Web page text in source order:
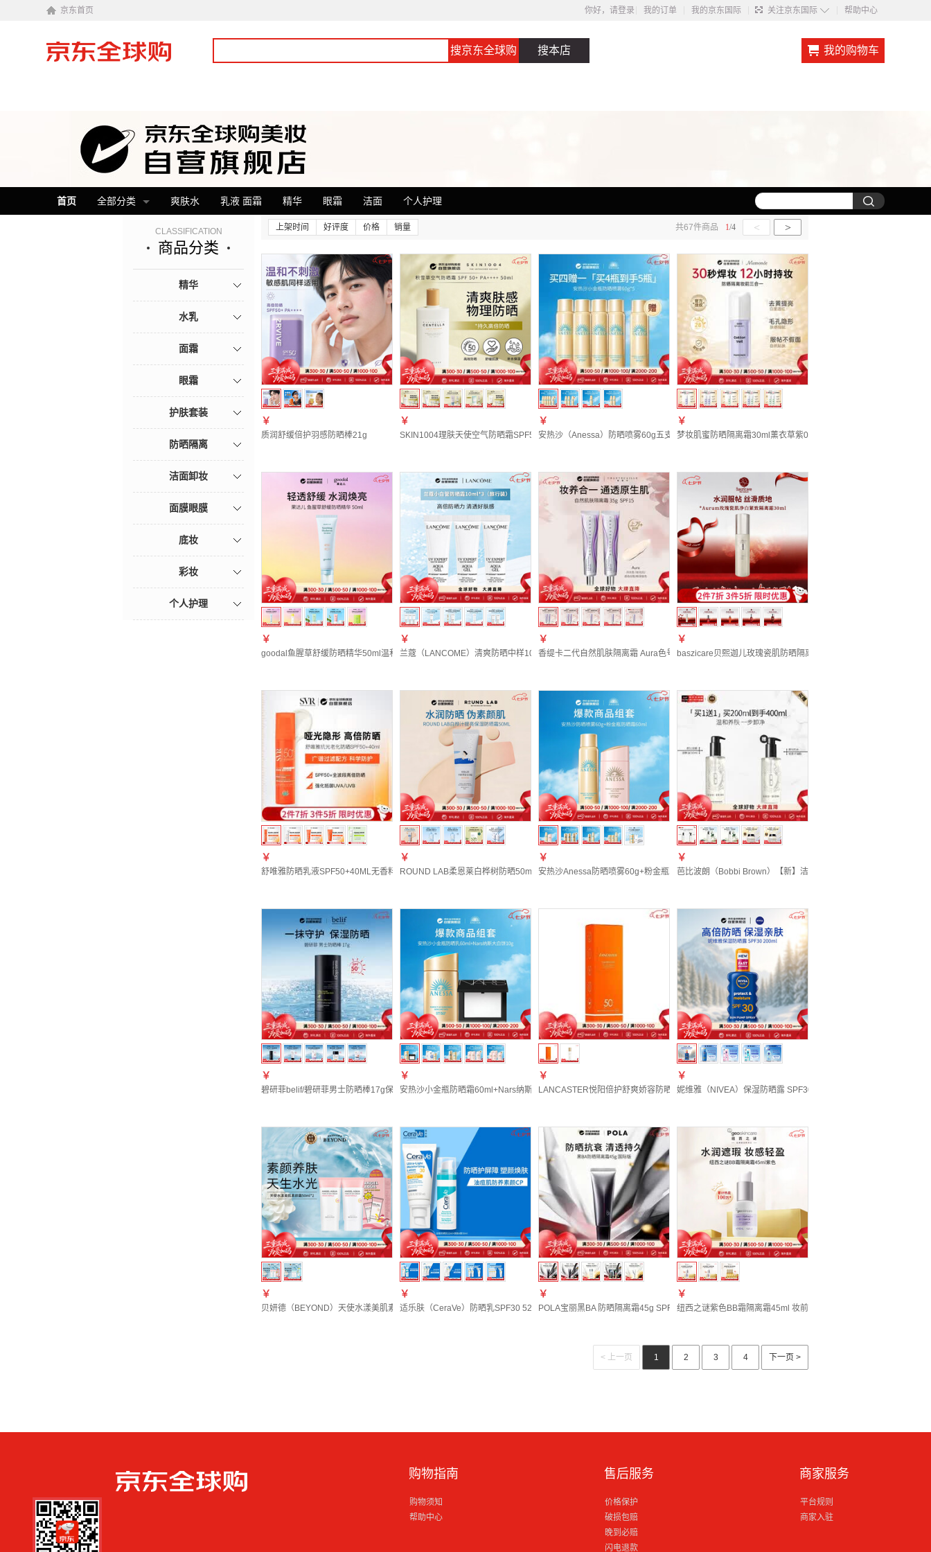
京东首页 你好，请登录 我的订单 我的京东国际 关注京东国际 ◇ 帮助中心
搜京东全球购 搜本店 我的购物车
首页 全部分类 爽肤水 乳液 面霜 精华 眼霜 洁面 个人护理
CLASSIFICATION
商品分类
精华
水乳
面霜
眼霜
护肤套装
防晒隔离
洁面卸妆
面膜眼膜
底妆
彩妆
个人护理
上架时间 好评度 价格 销量 1/4 < >
共67件商品
￥
质润舒缓倍护羽感防晒棒21g
￥
SKIN1004理肤天使空气防晒霜SPF50+50ml七夕礼物
￥
安热沙（Anessa）防晒喷雾60g五支装买4赠1
￥
梦妆肌蜜防晒隔离霜30ml薰衣草紫01号祛黄提亮七夕礼物
￥
goodal鱼腥草舒缓防晒精华50ml温和防护镇静肌肤七夕礼物
￥
兰蔻（LANCOME）清爽防晒中样10ml *3 组套 生日礼物送女友
￥
香缇卡二代自然肌肤隔离霜 Aura色号35g*2件 SPF15遮瑕防晒
￥
baszicare贝熙迦儿玫瑰瓷肌防晒隔离霜30ml肤色不脱妆
￥
舒唯雅防晒乳液SPF50+40ML无香料敏感肌适用送女友售止
￥
ROUND LAB柔恩莱白桦树防晒50ml SPF50+保湿提亮舒缓七夕礼物
￥
安热沙Anessa防晒喷雾60g+粉金瓶防晒霜60ml女生生日礼物
￥
芭比波朗（Bobbi Brown）【新】洁肤油200ml*2 二代卸妆油
￥
碧研菲belif/碧研菲男士防晒棒17g保湿防晒七夕礼物
￥
安热沙小金瓶防晒霜60ml+Nars纳斯定妆大白饼粉饼10g套装
￥
LANCASTER悦阳倍护舒爽娇容防晒乳液50ml 临期 效期26年11月
￥
妮维雅（NIVEA）保湿防晒露 SPF30 200ml 清透防晒
￥
贝妍德（BEYOND）天使水漾美肌素颜霜50ml*2七夕礼物
￥
适乐肤（CeraVe）防晒乳SPF30 52ml+A醇精华30ml女生生日礼物
￥
POLA宝丽黑BA 防晒隔离霜45g SPF50+/PA++++ 轻透持久保湿 生日礼物
￥
纽西之谜紫色BB霜隔离霜45ml 妆前打底保湿修饰暗黄七夕礼物
< 上一页 1 2 3 4 下一页 >
购物指南
购物须知
帮助中心
售后服务
价格保护
破损包赔
晚到必赔
闪电退款
商家服务
平台规则
商家入驻